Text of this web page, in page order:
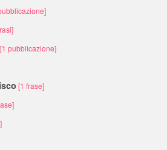
[1 pubblicazione]
[1 frase]